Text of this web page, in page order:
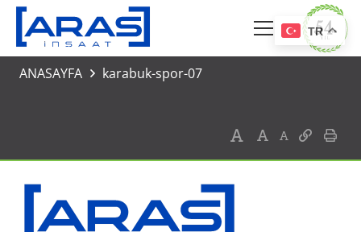
ANASAYFA karabuk-spor-07
TR